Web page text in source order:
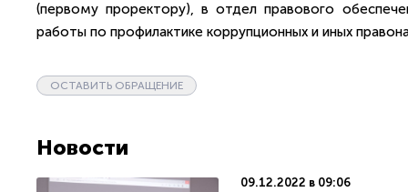
(первому проректору), в отдел правового
работы по профилактике коррупционных и иных
ОСТАВИТЬ ОБРАЩЕНИЕ
Новости
09.12.2022 в 09:06